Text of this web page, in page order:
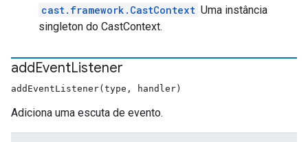
cast.framework.CastContext Uma instância
singleton do CastContext.
addEventListener
addEventListener(type, handler)
Adiciona uma escuta de evento.